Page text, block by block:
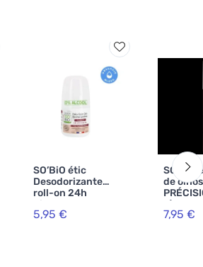
SO’BiO étic
Desodorizante
roll-on 24h
hidratante com
leite de burra -
5,95 €
SO’BiO
de
g) 02
BIO -
7,95 €